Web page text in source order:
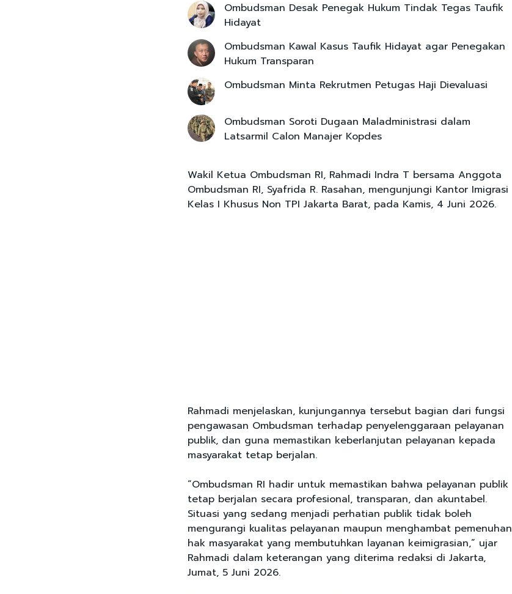
Ombudsman Desak Penegak Hukum Tindak Tegas Taufik
Hidayat
Ombudsman Kawal Kasus Taufik Hidayat agar Penegakan
Hukum Transparan
Ombudsman Minta Rekrutmen Petugas Haji Dievaluasi
Ombudsman Soroti Dugaan Maladministrasi dalam
Latsarmil Calon Manajer Kopdes
Wakil Ketua Ombudsman RI, Rahmadi Indra T bersama Anggota
Ombudsman RI, Syafrida R. Rasahan, mengunjungi Kantor Imigrasi
Kelas I Khusus Non TPI Jakarta Barat, pada Kamis, 4 Juni 2026.
Rahmadi menjelaskan, kunjungannya tersebut bagian dari fungsi
pengawasan Ombudsman terhadap penyelenggaraan pelayanan
publik, dan guna memastikan keberlanjutan pelayanan kepada
masyarakat tetap berjalan.
“Ombudsman RI hadir untuk memastikan bahwa pelayanan publik
tetap berjalan secara profesional, transparan, dan akuntabel.
Situasi yang sedang menjadi perhatian publik tidak boleh
mengurangi kualitas pelayanan maupun menghambat pemenuhan
hak masyarakat yang membutuhkan layanan keimigrasian,” ujar
Rahmadi dalam keterangan yang diterima redaksi di Jakarta,
Jumat, 5 Juni 2026.